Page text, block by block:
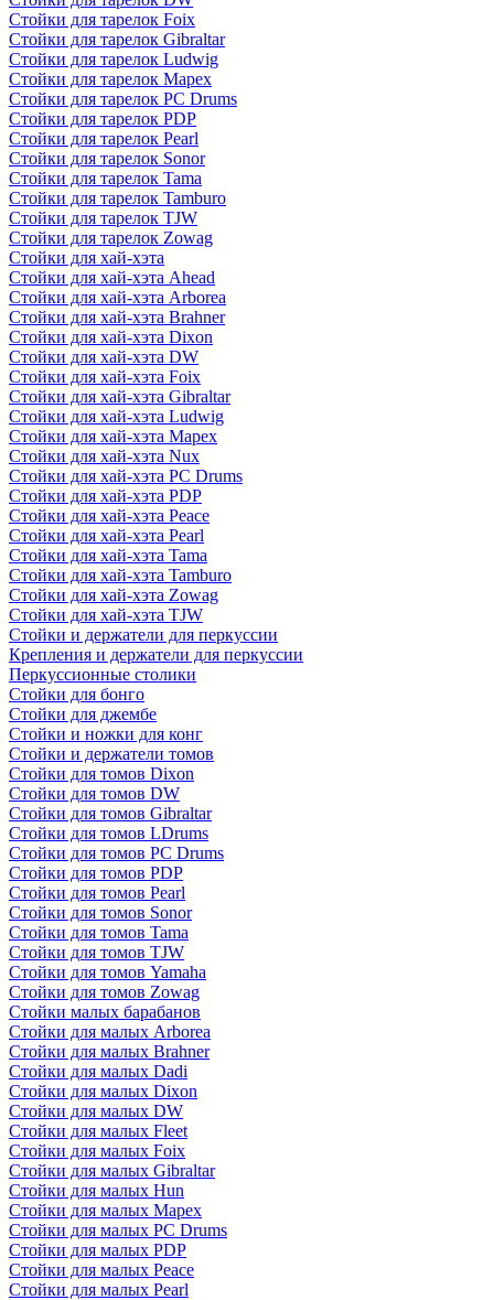
Стойки для тарелок Foix
Стойки для тарелок Gibraltar
Стойки для тарелок Ludwig
Стойки для тарелок Mapex
Стойки для тарелок PC Drums
Стойки для тарелок PDP
Стойки для тарелок Pearl
Стойки для тарелок Sonor
Стойки для тарелок Tama
Стойки для тарелок Tamburo
Стойки для тарелок TJW
Стойки для тарелок Zowag
Стойки для хай-хэта
Стойки для хай-хэта Ahead
Стойки для хай-хэта Arborea
Стойки для хай-хэта Brahner
Стойки для хай-хэта Dixon
Стойки для хай-хэта DW
Стойки для хай-хэта Foix
Стойки для хай-хэта Gibraltar
Стойки для хай-хэта Ludwig
Стойки для хай-хэта Mapex
Стойки для хай-хэта Nux
Стойки для хай-хэта PC Drums
Стойки для хай-хэта PDP
Стойки для хай-хэта Peace
Стойки для хай-хэта Pearl
Стойки для хай-хэта Tama
Стойки для хай-хэта Tamburo
Стойки для хай-хэта Zowag
Стойки для хай-хэта TJW
Стойки и держатели для перкуссии
Крепления и держатели для перкуссии
Перкуссионные столики
Стойки для бонго
Стойки для джембе
Стойки и ножки для конг
Стойки и держатели томов
Стойки для томов Dixon
Стойки для томов DW
Стойки для томов Gibraltar
Стойки для томов LDrums
Стойки для томов PC Drums
Стойки для томов PDP
Стойки для томов Pearl
Стойки для томов Sonor
Стойки для томов Tama
Стойки для томов TJW
Стойки для томов Yamaha
Стойки для томов Zowag
Стойки малых барабанов
Стойки для малых Arborea
Стойки для малых Brahner
Стойки для малых Dadi
Стойки для малых Dixon
Стойки для малых DW
Стойки для малых Fleet
Стойки для малых Foix
Стойки для малых Gibraltar
Стойки для малых Hun
Стойки для малых Mapex
Стойки для малых PC Drums
Стойки для малых PDP
Стойки для малых Peace
Стойки для малых Pearl